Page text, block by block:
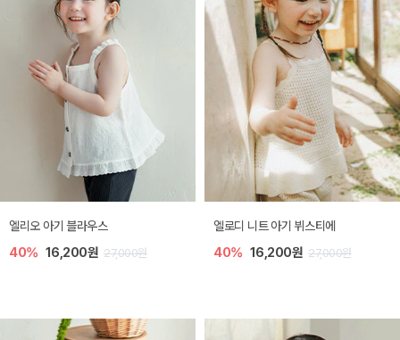
미렐 아기 라운지웨어
30% 22,400원 32,000원
[SIZE ~6Y] 로미나 라운지 셋업
30% 20,300원 29,000원